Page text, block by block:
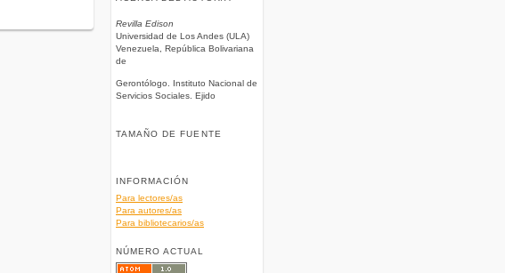
Revilla Edison
Universidad de Los Andes (ULA)
Venezuela, República Bolivariana
de
Gerontólogo. Instituto Nacional de
Servicios Sociales. Ejido
TAMAÑO DE FUENTE
INFORMACIÓN
Para lectores/as
Para autores/as
Para bibliotecarios/as
NÚMERO ACTUAL